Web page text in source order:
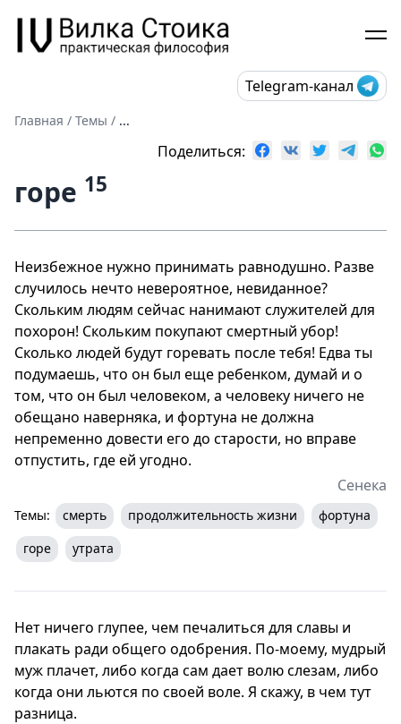
Telegram-канал
Главная / Темы / ...
Поделиться:
горе 15
Неизбежное нужно принимать равнодушно. Разве
случилось нечто невероятное, невиданное?
Скольким людям сейчас нанимают служителей для
похорон! Скольким покупают смертный убор!
Сколько людей будут горевать после тебя! Едва ты
подумаешь, что он был еще ребенком, думай и о
том, что он был человеком, а человеку ничего не
обещано наверняка, и фортуна не должна
непременно довести его до старости, но вправе
отпустить, где ей угодно.
Сенека
Темы: смерть продолжительность жизни
фортуна
горе
утрата
Нет ничего глупее, чем печалиться для славы и
плакать ради общего одобрения. По-моему, мудрый
муж плачет, либо когда сам дает волю слезам, либо
когда они льются по своей воле. Я скажу, в чем тут
разница.